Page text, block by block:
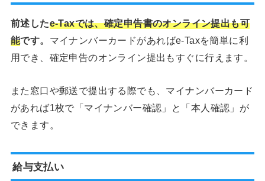
前述したe-Taxでは、確定申告書のオンライン提出も可
能です。 マイナンバーカードがあればe-Taxを簡単に利
用でき、確定申告のオンライン提出もすぐに行えます。
また窓口や郵送で提出する際でも、マイナンバーカード
があれば1枚で「マイナンバー確認」と「本人確認」が
できます。
給与支払い